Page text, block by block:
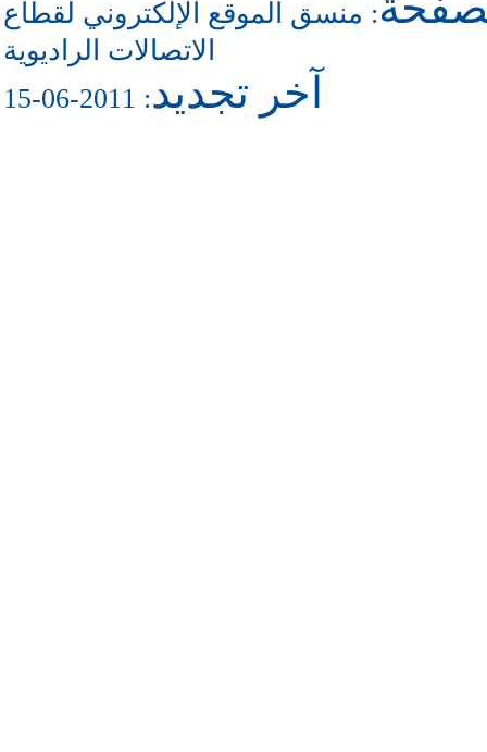
: منسق الموقع الإلكتروني لقطاع
الاتصالات الراديوية
آخر تجديد: 2011-06-15